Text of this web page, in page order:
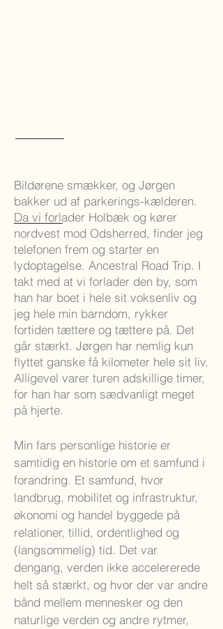
Bildørene smækker, og Jørgen
bakker ud af parkerings-kælderen.
Da vi forlader Holbæk og kører
nordvest mod Odsherred, finder jeg
telefonen frem og starter en
lydoptagelse. Ancestral Road Trip. I
takt med at vi forlader den by, som
han har boet i hele sit voksenliv og
jeg hele min barndom, rykker
fortiden tættere og tættere på. Det
går stærkt. Jørgen har nemlig kun
flyttet ganske få kilometer hele sit liv.
Alligevel varer turen adskillige timer,
for han har som sædvanligt meget
på hjerte.
Min fars personlige historie er
samtidig en historie om et samfund i
forandring. Et samfund, hvor
landbrug, mobilitet og infrastruktur,
økonomi og handel byggede på
relationer, tillid, ordentlighed og
(langsommelig) tid. Det var
dengang, verden ikke accelererede
helt så stærkt, og hvor der var andre
bånd mellem mennesker og den
naturlige verden og andre rytmer,